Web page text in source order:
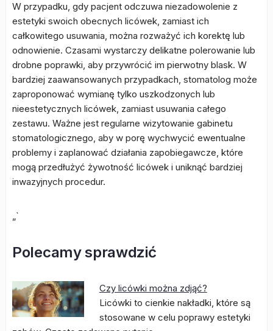
W przypadku, gdy pacjent odczuwa niezadowolenie z
estetyki swoich obecnych licówek, zamiast ich
całkowitego usuwania, można rozważyć ich korektę lub
odnowienie. Czasami wystarczy delikatne polerowanie lub
drobne poprawki, aby przywrócić im pierwotny blask. W
bardziej zaawansowanych przypadkach, stomatolog może
zaproponować wymianę tylko uszkodzonych lub
nieestetycznych licówek, zamiast usuwania całego
zestawu. Ważne jest regularne wizytowanie gabinetu
stomatologicznego, aby w porę wychwycić ewentualne
problemy i zaplanować działania zapobiegawcze, które
mogą przedłużyć żywotność licówek i uniknąć bardziej
inwazyjnych procedur.
„`
Polecamy sprawdzić
Czy licówki można zdjąć?
Licówki to cienkie nakładki, które są
stosowane w celu poprawy estetyki